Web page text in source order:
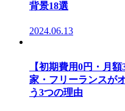
背景18選
2024.06.13
【初期費用0円・月
家・フリーランスが
う3つの理由